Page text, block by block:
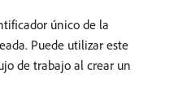
único de la
Puede utilizar este
de trabajo al crear un